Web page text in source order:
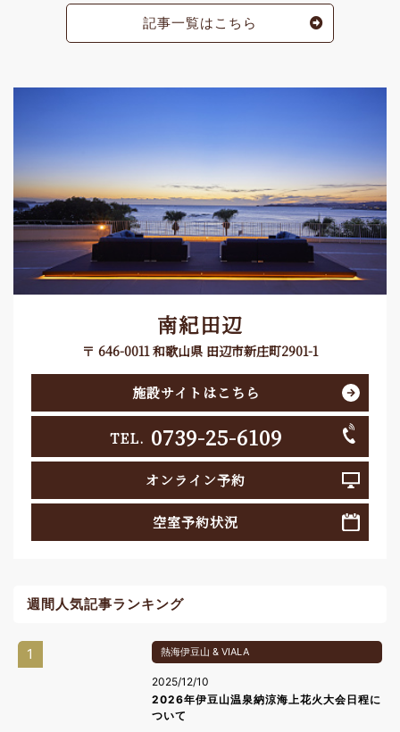
記事一覧はこちら
南紀田辺
〒 646-0011 和歌山県 田辺市新庄町2901-1
施設サイトはこちら
TEL. 0739-25-6109
オンライン予約
空室予約状況
週間人気記事ランキング
1 熱海伊豆山 & VIALA
2025/12/10
2026年伊豆山温泉納涼海上花火大会日程に
ついて